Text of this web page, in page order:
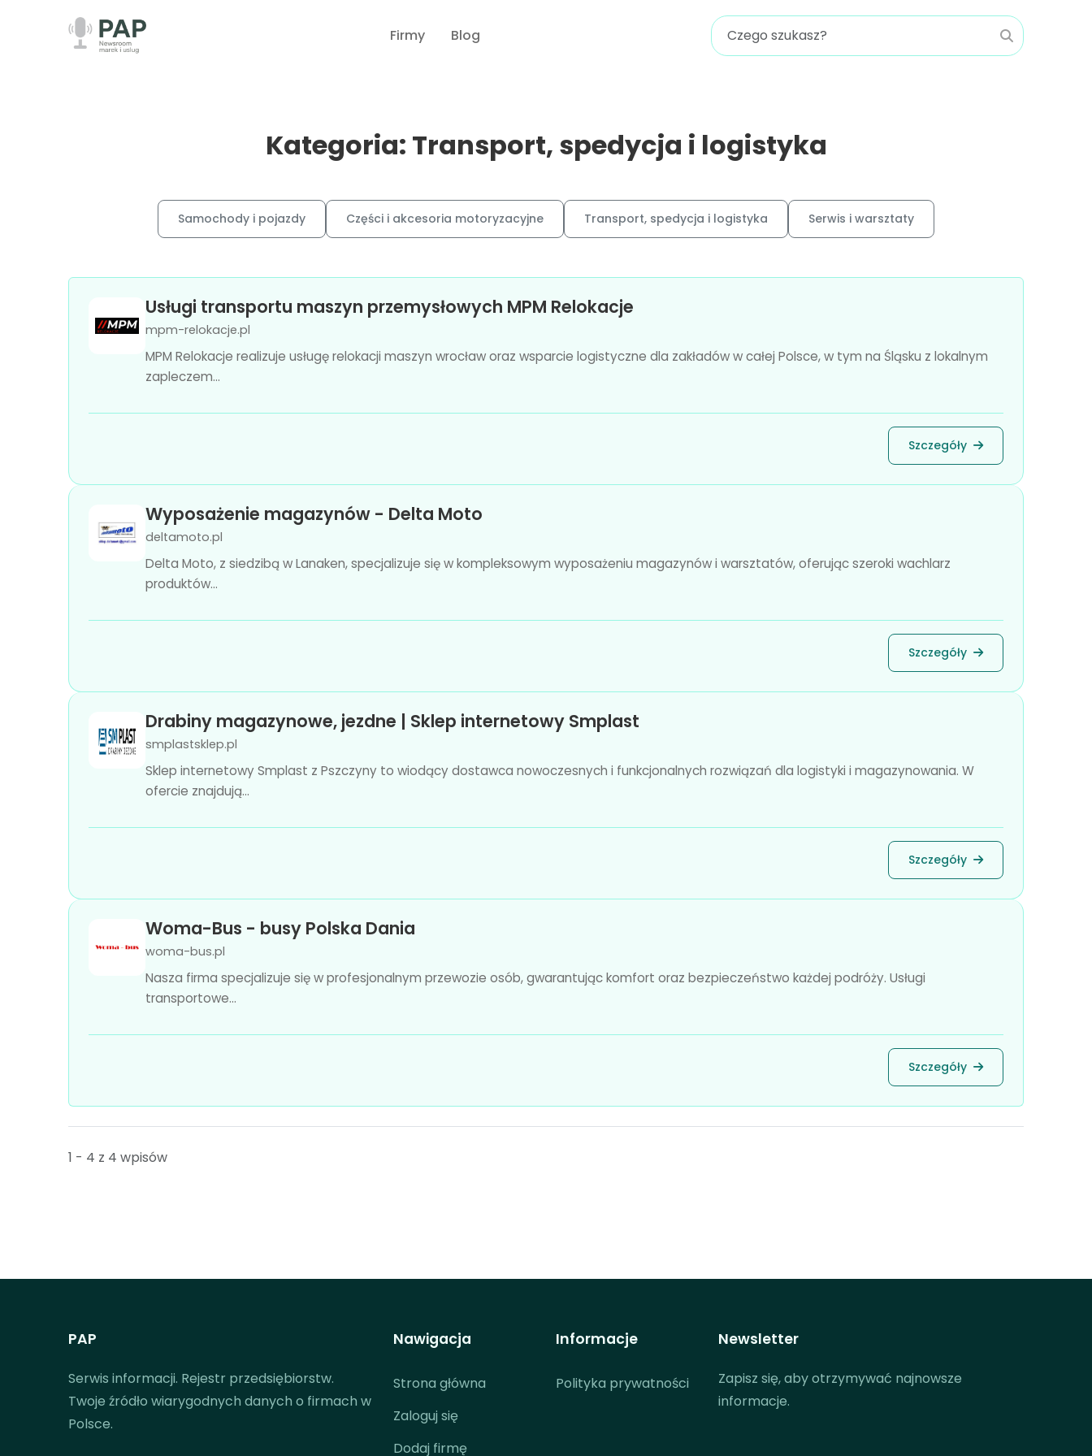
Firmy Blog
Kategoria: Transport, spedycja i logistyka
Samochody i pojazdy Części i akcesoria motoryzacyjne Transport, spedycja i logistyka Serwis i warsztaty
Usługi transportu maszyn przemysłowych MPM Relokacje
mpm-relokacje.pl
MPM Relokacje realizuje usługę relokacji maszyn wrocław oraz wsparcie logistyczne dla zakładów w całej Polsce, w tym na Śląsku z lokalnym
zapleczem...
Szczegóły
Wyposażenie magazynów - Delta Moto
deltamoto.pl
Delta Moto, z siedzibą w Lanaken, specjalizuje się w kompleksowym wyposażeniu magazynów i warsztatów, oferując szeroki wachlarz
produktów...
Szczegóły
Drabiny magazynowe, jezdne | Sklep internetowy Smplast
smplastsklep.pl
Sklep internetowy Smplast z Pszczyny to wiodący dostawca nowoczesnych i funkcjonalnych rozwiązań dla logistyki i magazynowania. W
ofercie znajdują...
Szczegóły
Woma-Bus - busy Polska Dania
woma-bus.pl
Nasza firma specjalizuje się w profesjonalnym przewozie osób, gwarantując komfort oraz bezpieczeństwo każdej podróży. Usługi
transportowe...
Szczegóły
1 - 4 z 4 wpisów
PAP
Serwis informacji. Rejestr przedsiębiorstw.
Twoje źródło wiarygodnych danych o firmach w
Polsce.
Nawigacja
Strona główna
Zaloguj się
Dodaj firmę
Informacje
Polityka prywatności
Newsletter
Zapisz się, aby otrzymywać najnowsze
informacje.